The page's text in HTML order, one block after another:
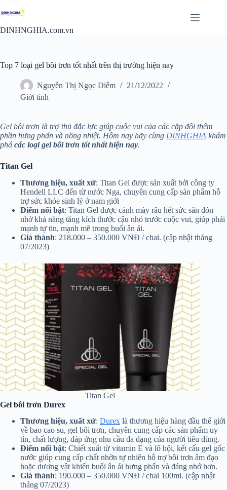
đến
nội
DINHNGHIA.com.vn
Top 7 loại gel bôi trơn tốt nhất trên thị trường hiện nay
Nguyễn Thị Ngọc Diễm
21/12/2022
Giới tính
Gel bôi trơn là trợ thủ đắc lực giúp cuộc vui của các cặp đôi thêm
phần hưng phấn và nồng nhiệt. Hôm nay hãy cùng DINHGHIA khám
phá các loại gel bôi trơn tốt nhất hiện nay.
Titan Gel
Thương hiệu, xuất xứ: Titan Gel được sản xuất bởi công ty
Hendell LLC đến từ nước Nga, chuyên cung cấp sản phẩm hỗ
trợ sức khỏe sinh lý ở nam giới
Điểm nổi bật: Titan Gel được cánh mày râu hết sức săn đón
nhờ khả năng tăng kích thước cậu nhỏ trước cuộc vui, giúp phái
mạnh tự tin, mạnh mẽ trong buổi ân ái.
Giá thành: 218.000 – 350.000 VNĐ / chai. (cập nhật tháng
07/2023)
Titan Gel
Gel bôi trơn Durex
Thương hiệu, xuất xứ: Durex là thương hiệu hàng đầu thế giới
về bao cao su, gel bôi trơn, chuyên cung cấp các sản phẩm uy
tín, chất lượng, đáp ứng nhu cầu đa dạng của người tiêu dùng.
Điểm nổi bật: Chiết xuất từ vitamin E và lô hội, kết cấu gel gốc
nước giúp cung cấp chất nhờn tự nhiên hỗ trợ bôi trơn âm đạo
hoặc dương vật khiến buổi ân ái hưng phấn và đáng nhớ hơn.
Giá thành: 190.000 – 350.000 VNĐ / chai 100ml. (cập nhật
tháng 07/2023)